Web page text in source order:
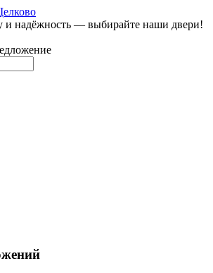
и надёжность — выбирайте наши двери!